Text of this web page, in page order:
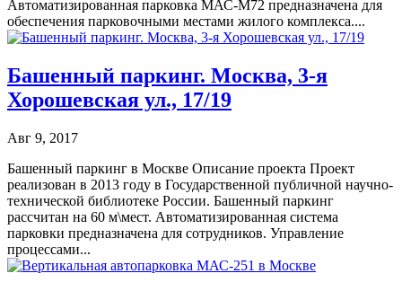
Автоматизированная парковка МАС-М72 предназначена для
обеспечения парковочными местами жилого комплекса....
Башенный паркинг. Москва, 3-я
Хорошевская ул., 17/19
Авг 9, 2017
Башенный паркинг в Москве Описание проекта Проект
реализован в 2013 году в Государственной публичной научно-
технической библиотеке России. Башенный паркинг
рассчитан на 60 м\мест. Автоматизированная система
парковки предназначена для сотрудников. Управление
процессами...